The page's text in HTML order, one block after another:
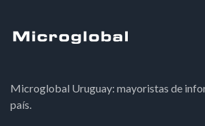
Microglobal Uruguay: mayoristas de
país.